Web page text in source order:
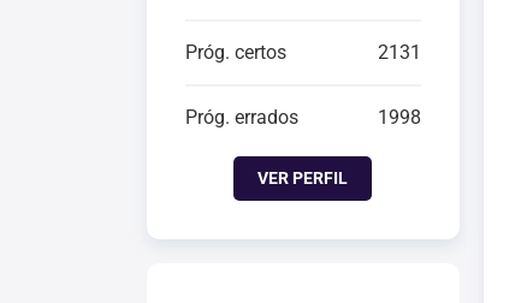
Próg. certos 2131
Próg. errados 1998
VER PERFIL